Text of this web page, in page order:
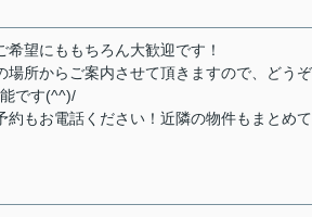
望にももちろん大歓迎です！
所からご案内させて頂きますので、どう
です(^^)/
もお電話ください！近隣の物件もまとめ